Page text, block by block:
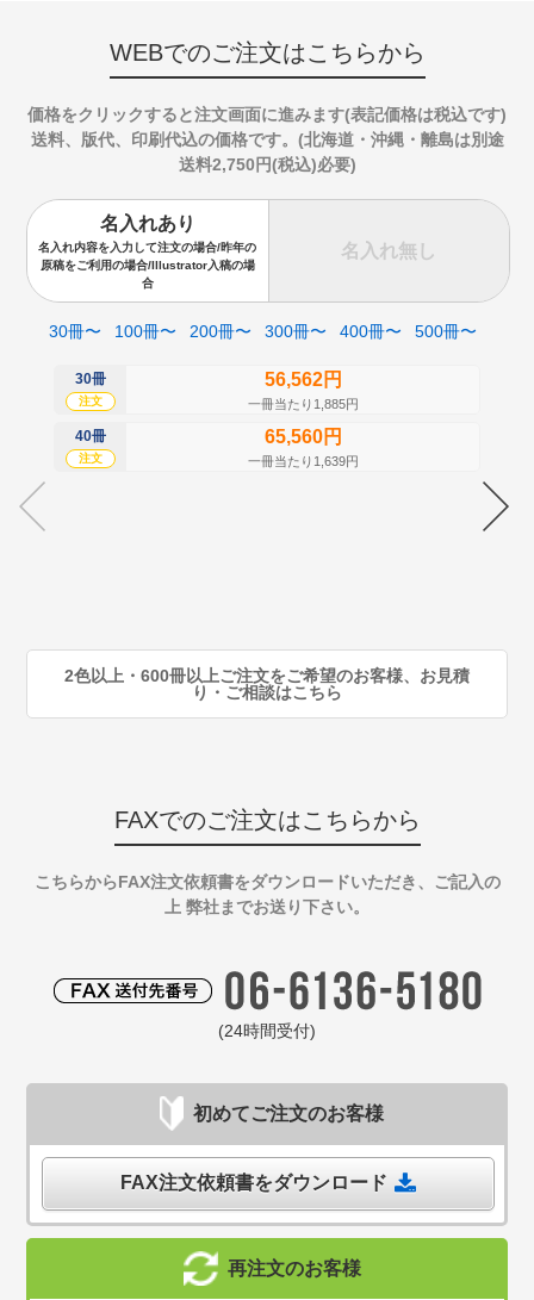
WEBでのご注文はこちらから
価格をクリックすると注文画面に進みます(表記価格は税込です)
送料、版代、印刷代込の価格です。(北海道・沖縄・離島は別途
送料2,750円(税込)必要)
名入れあり
名入れ内容を入力して注文の場合/昨年の
原稿をご利用の場合/Illustrator入稿の場
合
名入れ無し
30冊〜 100冊〜 200冊〜 300冊〜 400冊〜 500冊〜
30冊
注文
56,562円
一冊当たり1,885円
40冊
注文
65,560円
一冊当たり1,639円
2色以上・600冊以上ご注文をご希望のお客様、お見積
り・ご相談はこちら
FAXでのご注文はこちらから
こちらからFAX注文依頼書をダウンロードいただき、ご記入の
上 弊社までお送り下さい。
(24時間受付)
初めてご注文のお客様
FAX注文依頼書をダウンロード
再注文のお客様